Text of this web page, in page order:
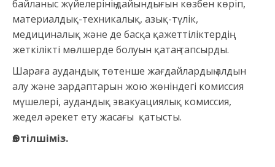
байланыс жүйелерінің дайындығын көзбен көріп,
материалдық-техникалық, азық-түлік,
медициналық және де басқа қажеттіліктердің
жеткілікті мөлшерде болуын қатаң тапсырды.
Шараға аудандық төтенше жағдайлардың алдын
алу және зардаптарын жою жөніндегі комиссия
мүшелері, аудандық эвакуациялық комиссия,
жедел әрекет ету жасағы қатысты.
Өз тілшіміз.